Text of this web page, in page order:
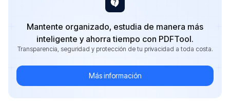
Mantente organizado, estudia de manera más
inteligente y ahorra tiempo con PDFTool.
Transparencia, seguridad y protección de tu privacidad a toda costa.
Más información